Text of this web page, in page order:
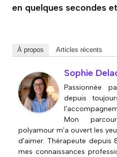
en quelques secondes
À propos Articles récents
Sophie
Passionnée
depuis
Mon
polyamour m'a ouvert les
d'aimer. Thérapeute depuis
mes connaissances